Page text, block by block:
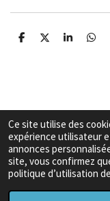
Ce site utilise des
expérience utilisateur
annonces
site, vous confirmez
politique d’utilisation
P
r
P
r
P
r
P
r
Copyright© 2026